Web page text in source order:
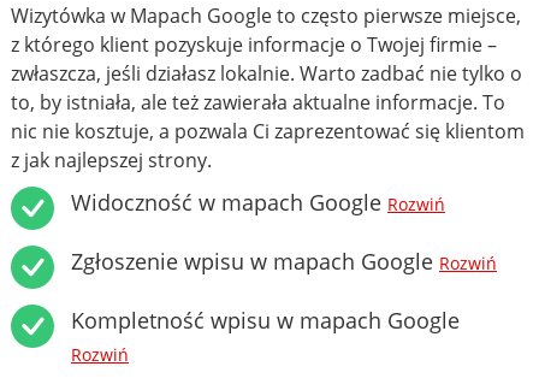
Wizytówka w Mapach Google to często pierwsze miejsce,
z którego klient pozyskuje informacje o Twojej firmie –
zwłaszcza, jeśli działasz lokalnie. Warto zadbać nie tylko o
to, by istniała, ale też zawierała aktualne informacje. To
nic nie kosztuje, a pozwala Ci zaprezentować się klientom
z jak najlepszej strony.
Widoczność w mapach Google Rozwiń
Zgłoszenie wpisu w mapach Google Rozwiń
Kompletność wpisu w mapach Google
Rozwiń